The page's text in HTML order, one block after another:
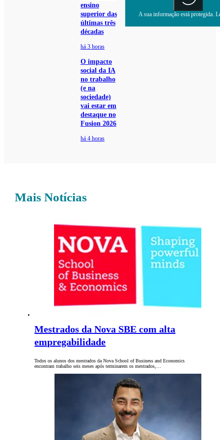
ensino
superior das
últimas três
décadas
há 3 horas
O impacto
social da IA
no trabalho
(e na
sociedade)
vai estar em
destaque no
Fusion 2026
há 4 horas
A sua informação está protegida.
Mais Notícias
Mestrados da Nova SBE com alta
empregabilidade
Todos os alunos dos mestrados da Nova School of Business and Economics
encontram trabalho seis meses após terminarem os mestrados,…